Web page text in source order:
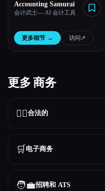
Accounting Samurai
会计武士— AI 会计工具
更多细节 → 访问 ↗︎
更多 商务
👩‍⚖️合法的
🛒 电子商务
🧑‍💼招聘和 ATS